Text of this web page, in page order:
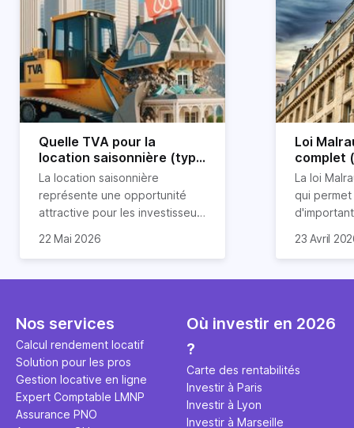
Quelle TVA pour la
location saisonnière (type
airbnb) ?
La location saisonnière
représente une opportunité
attractive pour les investisseurs
patrimoine et générer des
Cependant, il est crucial de
notamment la TVA, afin
Et qu’a-t-on appris à la rentrée
la TVA est généralisé pour les
saisonnière dans certaines
cet article.
22 Mai 2026
Loi
complet
La loi
qui
dimension
complet !
23 Avril
Nos services
Calcul rendement locatif
Solution pour les pros
Gestion locative en ligne
Expert Comptable LMNP
Assurance PNO
Où investir en 2026
?
Carte des rentabilités
Investir à Paris
Investir à Lyon
Investir à Marseille